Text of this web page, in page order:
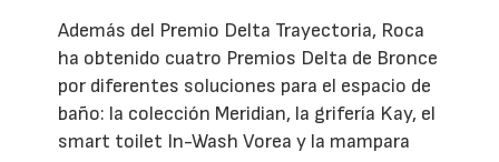
Además del Premio Delta Trayectoria, Roca
ha obtenido cuatro Premios Delta de Bronce
por diferentes soluciones para el espacio de
baño: la colección Meridian, la grifería Kay, el
smart toilet In-Wash Vorea y la mampara